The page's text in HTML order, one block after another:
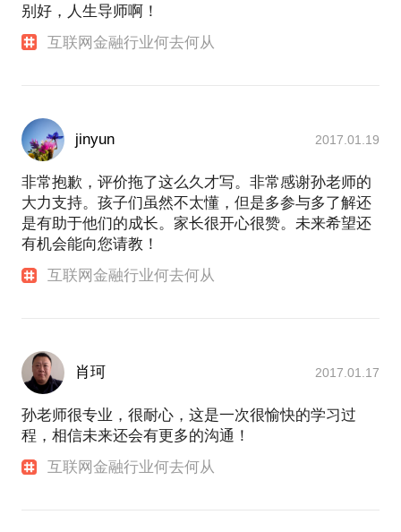
别好，人生导师啊！
互联网金融行业何去何从
jinyun 2017.01.19
非常抱歉，评价拖了这么久才写。非常感谢孙老师的
大力支持。孩子们虽然不太懂，但是多参与多了解还
是有助于他们的成长。家长很开心很赞。未来希望还
有机会能向您请教！
互联网金融行业何去何从
肖珂 2017.01.17
孙老师很专业，很耐心，这是一次很愉快的学习过
程，相信未来还会有更多的沟通！
互联网金融行业何去何从